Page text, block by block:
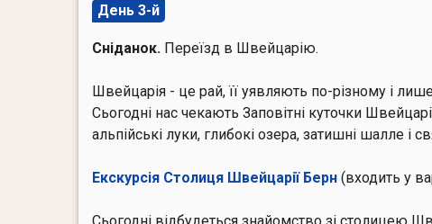
День 3-й
Сніданок. Переїзд в Швейцарію.
Швейцарія - це рай, її уявляють по-різному і
Сьогодні нас чекають Заповітні куточки
альпійські луки, глибокі озера, затишні шалле і
Екскурсія Столиця Швейцарії Берн (входить у
Сьогодні відбудеться знайомство зі столицею